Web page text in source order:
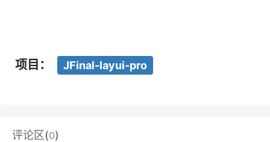
项目： JFinal-layui-pro
评论区(0)